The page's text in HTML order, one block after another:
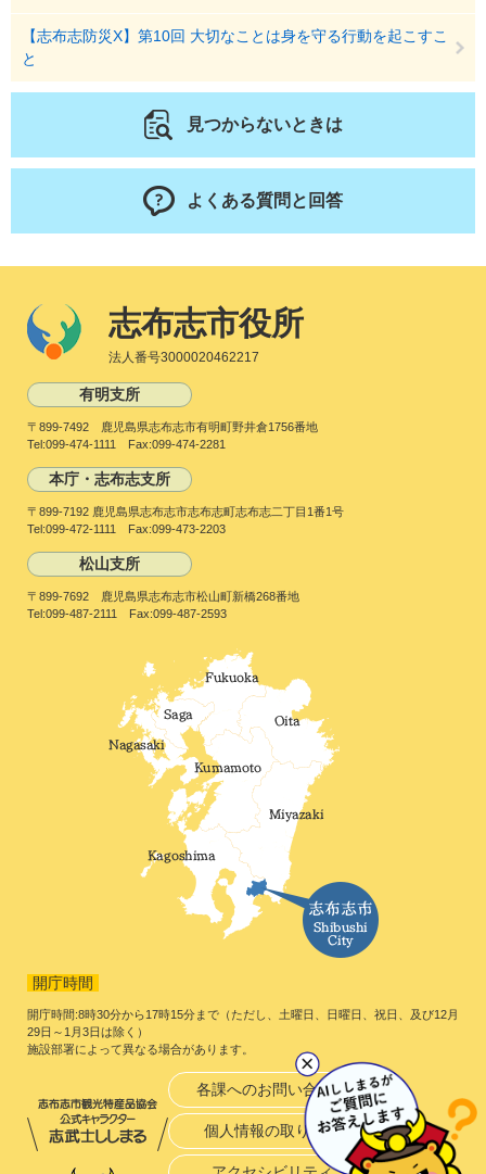
【志布志防災X】第10回 大切なことは身を守る行動を起こすこ
と
見つからないときは
よくある質問と回答
志布志市役所
法人番号3000020462217
有明支所
〒899-7492 鹿児島県志布志市有明町野井倉1756番地
Tel:099-474-1111 Fax:099-474-2281
本庁・志布志支所
〒899-7192 鹿児島県志布志市志布志町志布志二丁目1番1号
Tel:099-472-1111 Fax:099-473-2203
松山支所
〒899-7692 鹿児島県志布志市松山町新橋268番地
Tel:099-487-2111 Fax:099-487-2593
開庁時間
開庁時間:8時30分から17時15分まで（ただし、土曜日、日曜日、祝日、及び12月
29日～1月3日は除く）
施設部署によって異なる場合があります。
各課へのお問い合わせ
個人情報の取り扱い